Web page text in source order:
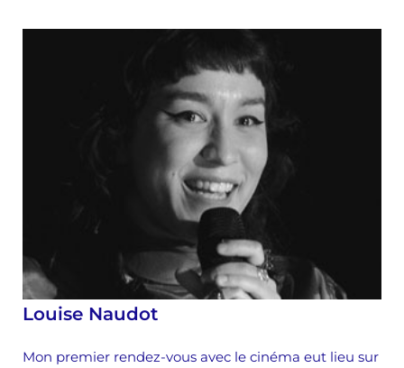
Louise Naudot
Mon premier rendez-vous avec le cinéma eut lieu sur